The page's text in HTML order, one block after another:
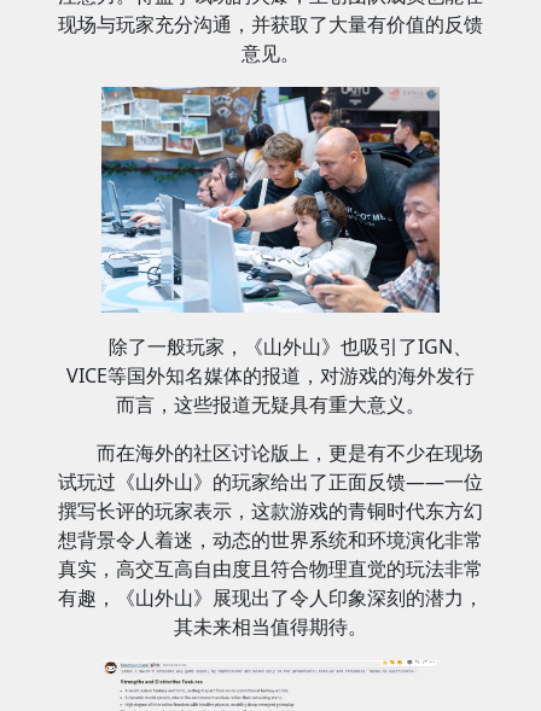
现场与玩家充分沟通，并获取了大量有价值的反馈
意见。
除了一般玩家，《山外山》也吸引了IGN、
VICE等国外知名媒体的报道，对游戏的海外发行
而言，这些报道无疑具有重大意义。
而在海外的社区讨论版上，更是有不少在现场
试玩过《山外山》的玩家给出了正面反馈——一位
撰写长评的玩家表示，这款游戏的青铜时代东方幻
想背景令人着迷，动态的世界系统和环境演化非常
真实，高交互高自由度且符合物理直觉的玩法非常
有趣，《山外山》展现出了令人印象深刻的潜力，
其未来相当值得期待。